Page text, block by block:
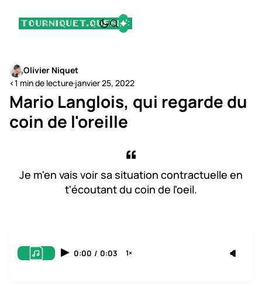
Olivier Niquet
<1 min de lecture·janvier 25, 2022
Mario Langlois, qui regarde du
coin de l'oreille
Je m'en vais voir sa situation contractuelle en
t'écoutant du coin de l'oeil.
0:00 / 0:03 1×